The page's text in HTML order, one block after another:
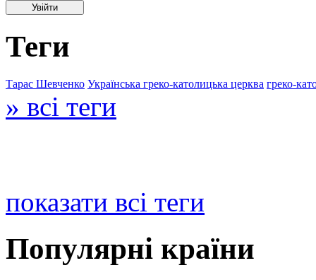
Теги
Тарас Шевченко Українська греко-католицька церква греко-
» всі теги
показати всі теги
Популярні країни